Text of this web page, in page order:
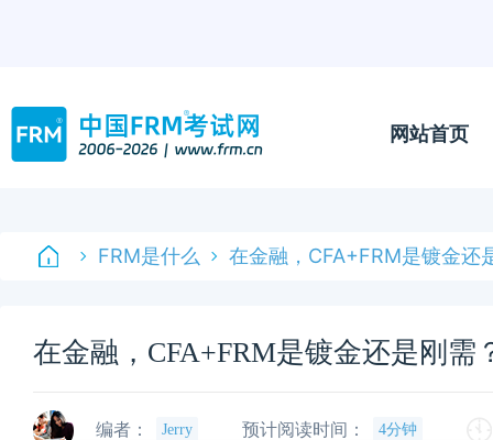
网站首页
FRM是什么 在金融，CFA+FRM是镀金还
在金融，CFA+FRM是镀金还是刚
编者： Jerry 预计阅读时间： 4分钟